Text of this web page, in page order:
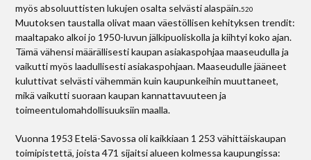
myös absoluuttisten lukujen osalta selvästi alaspäin.520
Muutoksen taustalla olivat maan väestöllisen kehityksen trendit:
maaltapako alkoi jo 1950-luvun jälkipuoliskolla ja kiihtyi koko ajan.
Tämä vähensi määrällisesti kaupan asiakaspohjaa maaseudulla ja
vaikutti myös laadullisesti asiakaspohjaan. Maaseudulle jääneet
kuluttivat selvästi vähemmän kuin kaupunkeihin muuttaneet,
mikä vaikutti suoraan kaupan kannattavuuteen ja
toimeentulomahdollisuuksiin maalla.
Vuonna 1953 Etelä-Savossa oli kaikkiaan 1 253 vähittäiskaupan
toimipistettä, joista 471 sijaitsi alueen kolmessa kaupungissa: